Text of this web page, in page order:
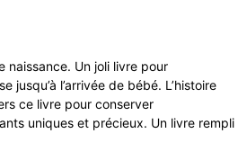
naissance. Un joli livre pour
l’arrivée de bébé. L’histoire
ce livre pour conserver
uniques et précieux. Un livre rempli